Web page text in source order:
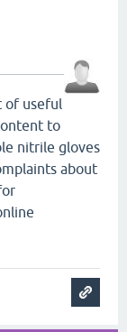
of useful
to
nitrile gloves
about